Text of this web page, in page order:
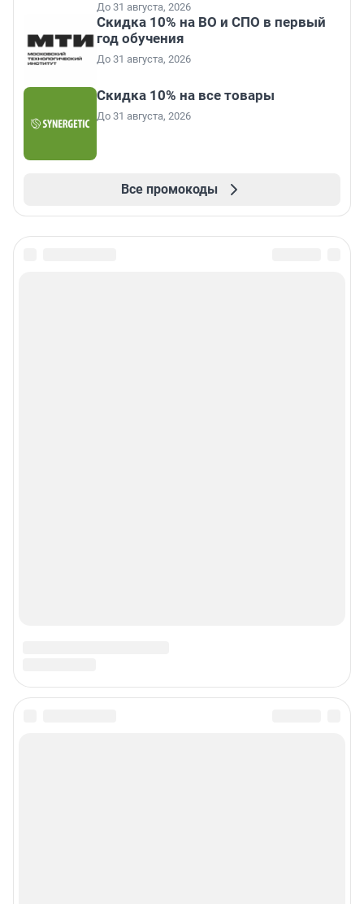
До 31 августа, 2026
Скидка 10% на ВО и СПО в первый
год обучения
До 31 августа, 2026
Скидка 10% на все товары
До 31 августа, 2026
Все промокоды